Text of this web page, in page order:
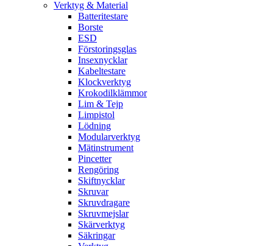
Verktyg & Material
Batteritestare
Borste
ESD
Förstoringsglas
Insexnycklar
Kabeltestare
Klockverktyg
Krokodilklämmor
Lim & Tejp
Limpistol
Lödning
Modularverktyg
Mätinstrument
Pincetter
Rengöring
Skiftnycklar
Skruvar
Skruvdragare
Skruvmejslar
Skärverktyg
Säkringar